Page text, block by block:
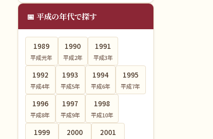
📅 平成の年代で探す
1989
平成元年
1990
平成2年
1991
平成3年
1992
平成4年
1993
平成5年
1994
平成6年
1995
平成7年
1996
平成8年
1997
平成9年
1998
平成10年
1999 2000 2001